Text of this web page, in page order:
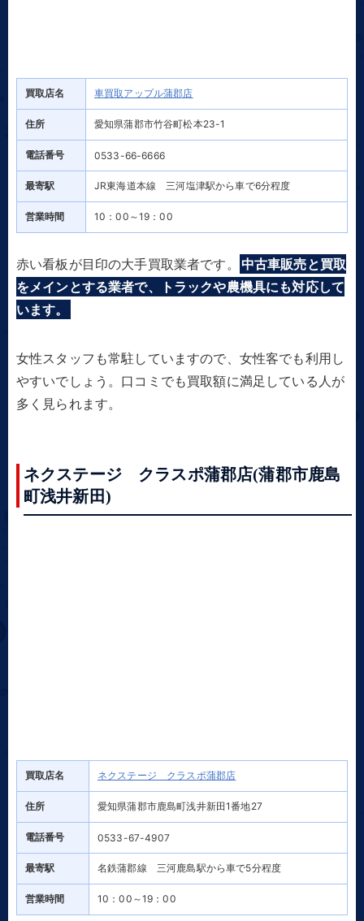
買取店名 車買取アップル蒲郡店
住所 愛知県蒲郡市竹谷町松本23-1
電話番号 0533-66-6666
最寄駅 JR東海道本線 三河塩津駅から車で6分程度
営業時間 10：00～19：00
赤い看板が目印の大手買取業者です。
中古車販売と買取
をメインとする業者で、トラックや農機具にも対応して
います。
女性スタッフも常駐していますので、女性客でも利用し
やすいでしょう。口コミでも買取額に満足している人が
多く見られます。
ネクステージ クラスポ蒲郡店(蒲郡市鹿島
町浅井新田)
買取店名 ネクステージ クラスポ蒲郡店
住所 愛知県蒲郡市鹿島町浅井新田1番地27
電話番号 0533-67-4907
最寄駅 名鉄蒲郡線 三河鹿島駅から車で5分程度
営業時間 10：00～19：00